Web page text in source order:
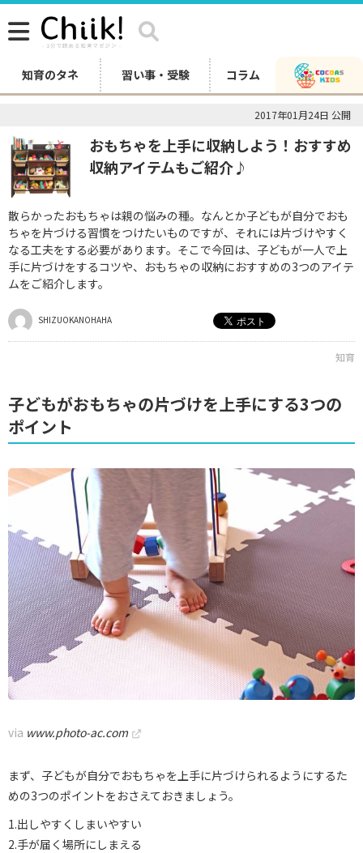
知育のタネ 習い事・受験 コラム
2017年01月24日 公開
おもちゃを上手に収納しよう！おすすめ
収納アイテムもご紹介♪
散らかったおもちゃは親の悩みの種。なんとか子どもが自分でおも
ちゃを片づける習慣をつけたいものですが、それには片づけやすく
なる工夫をする必要があります。そこで今回は、子どもが一人で上
手に片づけをするコツや、おもちゃの収納におすすめの3つのアイテ
ムをご紹介します。
SHIZUOKANOHAHA
知育
子どもがおもちゃの片づけを上手にする3つの
ポイント
via www.photo-ac.com
まず、子どもが自分でおもちゃを上手に片づけられるようにするた
めの3つのポイントをおさえておきましょう。
1.出しやすくしまいやすい
2.手が届く場所にしまえる